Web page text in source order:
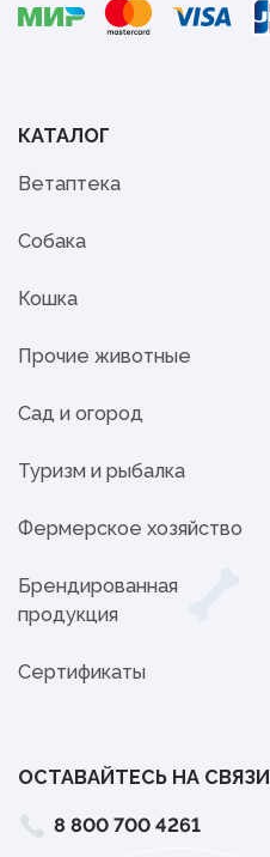
КАТАЛОГ
Ветаптека
Собака
Кошка
Прочие животные
Сад и огород
Туризм и рыбалка
Фермерское хозяйство
Брендированная
продукция
Сертификаты
ОСТАВАЙТЕСЬ НА СВЯЗИ
8 800 700 4261